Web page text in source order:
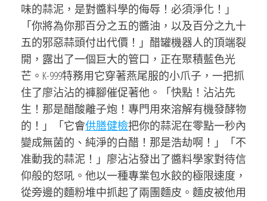
味的蒜泥，是對醬料學的侮辱！必須淨化！」
「你將為你那百分之五的醬油，以及百分之九十
五的邪惡蒜頭付出代價！」醋罐機器人的頂端裂
開，露出了一個巨大的管口，正在聚積藍色光
芒。K-999特務用它穿著燕尾服的小爪子，一把抓
住了廖沾沾的褲腳催促著他。「快點！沾沾先
生！那是醋酸離子炮！專門用來溶解有機發酵物
的！」「它會供膳健檢把你的蒜泥在零點一秒內
變成無菌的、純淨的白醋！那是浩劫啊！」「不
准動我的蒜泥！」廖沾沾發出了醬料學家對待信
仰般的怒吼。他以一種專業包水餃的極限速度，
從旁邊的麵粉堆中抓起了兩團麵皮。麵皮被他用